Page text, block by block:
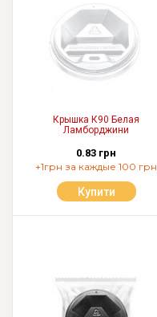
Крышка К90 Белая
Ламборджини
0.83 грн
+1грн за каждые 100 грн
Купити